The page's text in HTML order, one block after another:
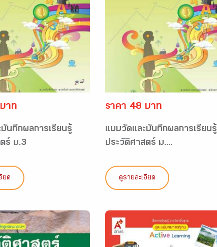
าท
นทึกผลการเรียนรู้
ร์ ม.3
ยด
ราคา 48 บาท
แบบวัดและบันทึกผลการเรียนรู้
ประวัติศาสตร์ ม....
ดูรายละเอียด